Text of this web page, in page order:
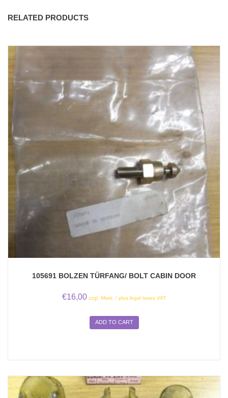
RELATED PRODUCTS
105691 BOLZEN TÜRFANG/ BOLT CABIN DOOR
€16,00 zzgl. Mwst. / plus legal taxes VAT
ADD TO CART